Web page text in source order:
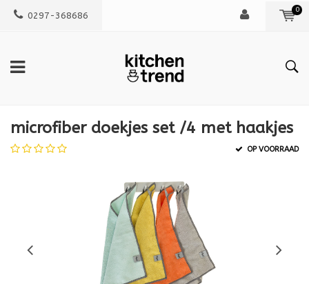
0297-368686
0
microfiber doekjes set /4 met haakjes
OP VOORRAAD